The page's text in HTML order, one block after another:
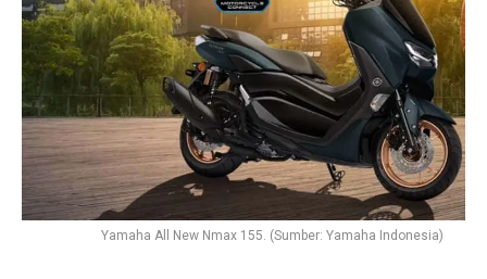
Yamaha All New Nmax 155. (Sumber: Yamaha Indonesia)